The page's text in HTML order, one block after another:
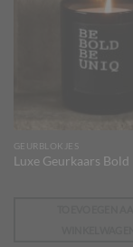
GEURBLOKJES
Luxe Geurkaars Bold